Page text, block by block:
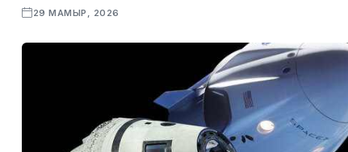
29 МАМЫР, 2026